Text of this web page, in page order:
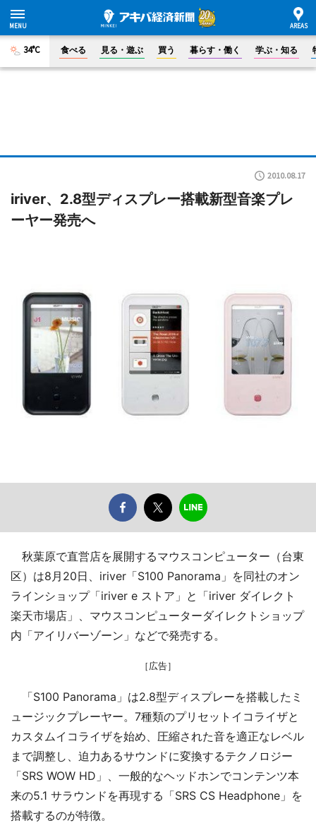
34°C 食べる 見る・遊ぶ 買う 暮らす・働く 学ぶ・知る
2010.08.17
iriver、2.8型ディスプレー搭載新型音楽プレ
ーヤー発売へ
秋葉原で直営店を展開するマウスコンピューター（台東
区）は8月20日、iriver「S100 Panorama」を同社のオン
ラインショップ「iriver e ストア」と「iriver ダイレクト
楽天市場店」、マウスコンピューターダイレクトショップ
内「アイリバーゾーン」などで発売する。
［広告］
「S100 Panorama」は2.8型ディスプレーを搭載したミ
ュージックプレーヤー。7種類のプリセットイコライザと
カスタムイコライザを始め、圧縮された音を適正なレベル
まで調整し、迫力あるサウンドに変換するテクノロジー
「SRS WOW HD」、一般的なヘッドホンでコンテンツ本
来の5.1 サラウンドを再現する「SRS CS Headphone」を
搭載するのが特徴。